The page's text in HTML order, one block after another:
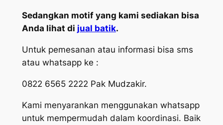
Sedangkan motif yang kami sediakan bisa
Anda lihat di jual batik.
Untuk pemesanan atau informasi bisa sms
atau whatsapp ke :
0822 6565 2222 Pak Mudzakir.
Kami menyarankan menggunakan whatsapp
untuk mempermudah dalam koordinasi. Baik